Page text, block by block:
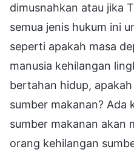
dimusnahkan atau jika
semua jenis hukum ini
seperti apakah masa
manusia kehilangan
bertahan hidup,
sumber makanan? Ada
sumber makanan akan
orang kehilangan